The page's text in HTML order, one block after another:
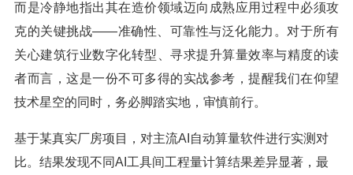
而是冷静地指出其在造价领域迈向成熟应用过程中必须攻
克的关键挑战——准确性、可靠性与泛化能力。对于所有
关心建筑行业数字化转型、寻求提升算量效率与精度的读
者而言，这是一份不可多得的实战参考，提醒我们在仰望
技术星空的同时，务必脚踏实地，审慎前行。
基于某真实厂房项目，对主流AI自动算量软件进行实测对
比。结果发现不同AI工具间工程量计算结果差异显著，最